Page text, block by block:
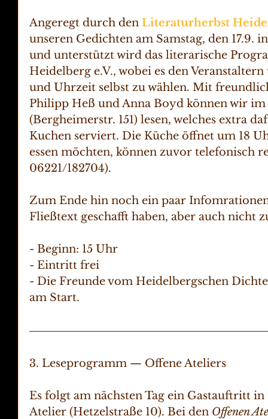
Angeregt durch den Literaturherbst
unseren Gedichten am Samstag, den 17.9.
und unterstützt wird das literarische
Heidelberg e.V., wobei es den
und Uhrzeit selbst zu wählen. Mit
Philipp Heß und Anna Boyd können wir
(Bergheimerstr. 151) lesen, welches extra
Kuchen serviert. Die Küche öffnet um 18
essen möchten, können zuvor telefonisch
06221/182704).
Zum Ende hin noch ein paar
Fließtext geschafft haben, aber auch nicht
- Beginn: 15 Uhr
- Eintritt frei
- Die Freunde vom Heidelbergschen
am Start.
3. Leseprogramm — Offene Ateliers
Es folgt am nächsten Tag ein Gastauftritt in
Atelier (Hetzelstraße 10). Bei den Offenen